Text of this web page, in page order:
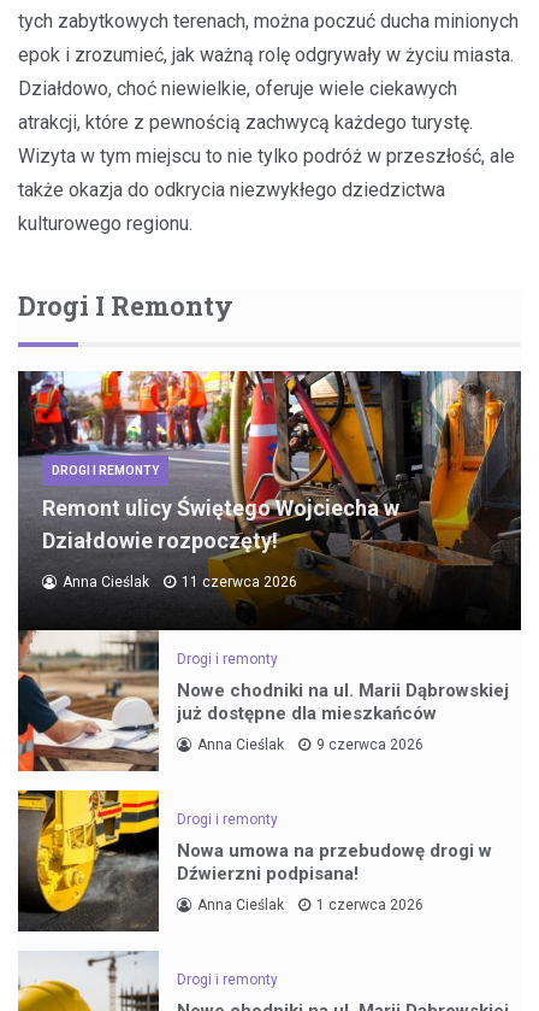
tych zabytkowych terenach, można poczuć ducha minionych
epok i zrozumieć, jak ważną rolę odgrywały w życiu miasta.
Działdowo, choć niewielkie, oferuje wiele ciekawych
atrakcji, które z pewnością zachwycą każdego turystę.
Wizyta w tym miejscu to nie tylko podróż w przeszłość, ale
także okazja do odkrycia niezwykłego dziedzictwa
kulturowego regionu.
Drogi I Remonty
DROGI I REMONTY
Remont ulicy Świętego Wojciecha w
Działdowie rozpoczęty!
Anna Cieślak 11 czerwca 2026
Drogi i remonty
Nowe chodniki na ul. Marii Dąbrowskiej
już dostępne dla mieszkańców
Anna Cieślak 9 czerwca 2026
Drogi i remonty
Nowa umowa na przebudowę drogi w
Dźwierzni podpisana!
Anna Cieślak 1 czerwca 2026
Drogi i remonty